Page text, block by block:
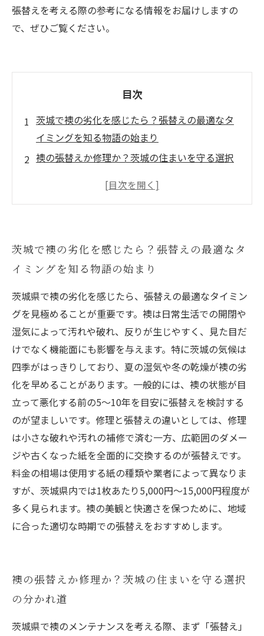
張替えを考える際の参考になる情報をお届けしますの
で、ぜひご覧ください。
目次
茨城で襖の劣化を感じたら？張替えの最適なタ
イミングを知る物語の始まり
襖の張替えか修理か？茨城の住まいを守る選択
プロに聞く！茨城で襖張替えにかかる料金のリ
らではの張替え時期とは
後悔しない襖の張替えを叶えるために知ってお
きたい茨城の料金相場とポイント
茨城県民に伝えたい！襖の美観と快適さを保つ
メンテナンス術
これで納得！茨城の襖張替え最適時期と料金に
関する完全ガイド
茨城で襖の劣化を感じたら？張替えの最適なタ
イミングを知る物語の始まり
茨城県で襖の劣化を感じたら、張替えの最適なタイミン
グを見極めることが重要です。襖は日常生活での開閉や
湿気によって汚れや破れ、反りが生じやすく、見た目だ
けでなく機能面にも影響を与えます。特に茨城の気候は
四季がはっきりしており、夏の湿気や冬の乾燥が襖の劣
化を早めることがあります。一般的には、襖の状態が目
立って悪化する前の5〜10年を目安に張替えを検討する
のが望ましいです。修理と張替えの違いとしては、修理
は小さな破れや汚れの補修で済む一方、広範囲のダメー
ジや古くなった紙を全面的に交換するのが張替えです。
料金の相場は使用する紙の種類や業者によって異なりま
すが、茨城県内では1枚あたり5,000円〜15,000円程度が
多く見られます。襖の美観と快適さを保つために、地域
に合った適切な時期での張替えをおすすめします。
襖の張替えか修理か？茨城の住まいを守る選択
の分かれ道
茨城県で襖のメンテナンスを考える際、まず「張替え」